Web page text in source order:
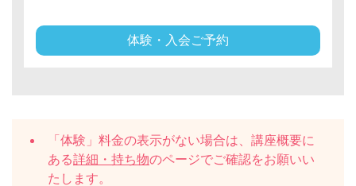
体験・入会ご予約
「体験」料金の表示がない場合は、講座概要に
ある詳細・持ち物のページでご確認をお願いい
たします。